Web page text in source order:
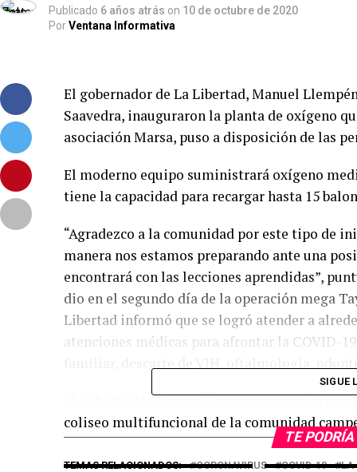
Publicado 6 años atrás on 10 de octubre de 2020
PorVentana Informativa
El gobernador de La Libertad, Manuel
Saavedra, inauguraron la planta de oxígeno
asociación Marsa, puso a disposición de las
El moderno equipo suministrará oxígeno
tiene la capacidad para recargar hasta 15
“Agradezco a la comunidad por este tipo de
manera nos estamos preparando ante una
encontrará con las lecciones aprendidas”,
dio en el segundo día de la operación mega
Libertad informó que se logró atender a
atenciones médicas para afrontar la COVID-
El gobernador Manuel Llempén estuvo
coliseo multifuncional de la comunidad
TEMAS RELACIONADOS: CORONAVIRUS COVID-19
LA
SIGUE
TE